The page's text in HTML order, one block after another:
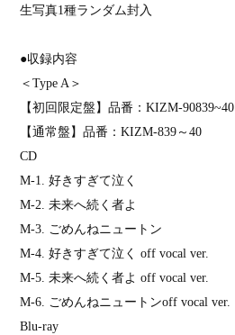
生写真1種ランダム封入
●収録内容
＜Type A ＞
【初回限定盤】品番：KIZM-90839~40
【通常盤】品番：KIZM-839 ～40
CD
M-1.好きすぎて泣く
M-2.未来へ続く者よ
M-3. ごめんねニュートン
M-4.好きすぎて泣くoff vocal ver.
M-5.未来へ続く者よoff vocal ver.
M-6. ごめんねニュートンoff vocal ver.
Blu-ray